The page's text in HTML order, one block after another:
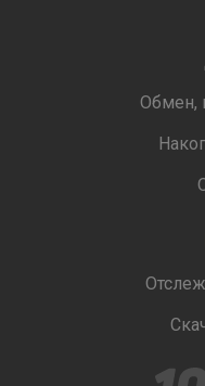
Обмен,